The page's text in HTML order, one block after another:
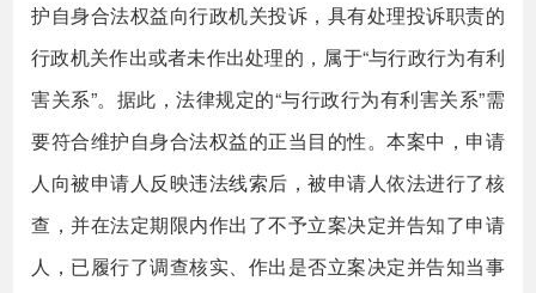
护自身合法权益向行政机关投诉，具有处理投诉职责的
行政机关作出或者未作出处理的，属于“与行政行为有利
害关系”。据此，法律规定的“与行政行为有利害关系”需
要符合维护自身合法权益的正当目的性。本案中，申请
人向被申请人反映违法线索后，被申请人依法进行了核
查，并在法定期限内作出了不予立案决定并告知了申请
人，已履行了调查核实、作出是否立案决定并告知当事